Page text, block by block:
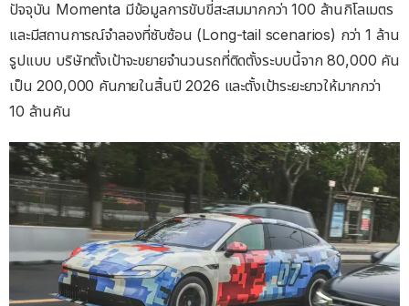
ปัจจุบัน Momenta มีข้อมูลการขับขี่สะสมมากกว่า 100 ล้านกิโลเมตร
และมีสถานการณ์จำลองที่ซับซ้อน (Long-tail scenarios) กว่า 1 ล้าน
รูปแบบ บริษัทตั้งเป้าจะขยายจำนวนรถที่ติดตั้งระบบนี้จาก 80,000 คัน
เป็น 200,000 คันภายในสิ้นปี 2026 และตั้งเป้าระยะยาวให้มากกว่า
10 ล้านคัน